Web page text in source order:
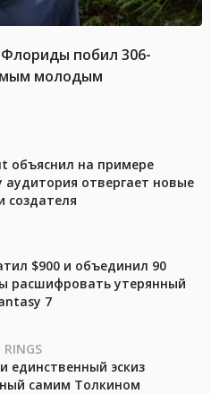
побил 306-
молодым
объяснил на примере
аудитория отвергает новые
создателя
$900 и объединил 90
расшифровать утерянный
7
RINGS
единственный эскиз
самим Толкином